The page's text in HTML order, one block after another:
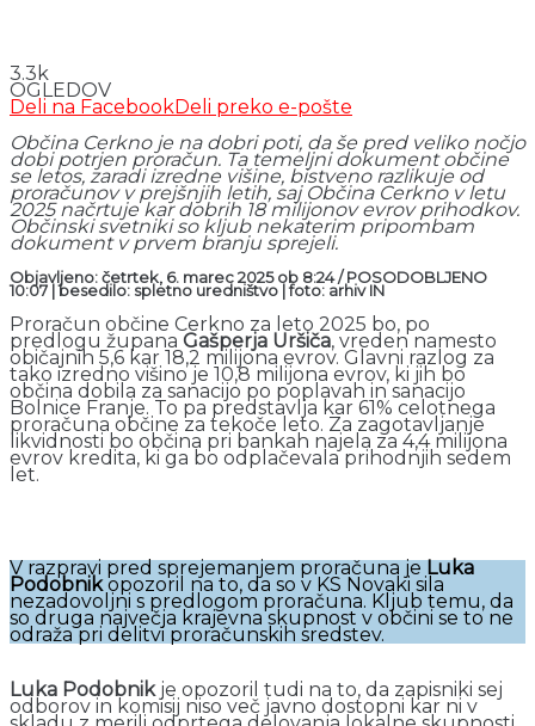
3.3k
OGLEDOV
Deli na FacebookDeli preko e-pošte
Občina Cerkno je na dobri poti, da še pred veliko nočjo
dobi potrjen proračun. Ta temeljni dokument občine
se letos, zaradi izredne višine, bistveno razlikuje od
proračunov v prejšnjih letih, saj Občina Cerkno v letu
2025 načrtuje kar dobrih 18 milijonov evrov prihodkov.
Občinski svetniki so kljub nekaterim pripombam
dokument v prvem branju sprejeli.
Objavljeno: četrtek, 6. marec 2025 ob 8:24 / POSODOBLJENO
10:07 | besedilo: spletno uredništvo | foto: arhiv IN
Proračun občine Cerkno za leto 2025 bo, po
predlogu župana Gašperja Uršiča, vreden namesto
običajnih 5,6 kar 18,2 milijona evrov. Glavni razlog za
tako izredno višino je 10,8 milijona evrov, ki jih bo
občina dobila za sanacijo po poplavah in sanacijo
Bolnice Franje. To pa predstavlja kar 61% celotnega
proračuna občine za tekoče leto. Za zagotavljanje
likvidnosti bo občina pri bankah najela za 4,4 milijona
evrov kredita, ki ga bo odplačevala prihodnjih sedem
let.
V razpravi pred sprejemanjem proračuna jeLuka
Podobnikopozoril na to, da so v KS Novaki sila
nezadovoljni s predlogom proračuna. Kljub temu, da
so druga največja krajevna skupnost v občini se to ne
odraža pri delitvi proračunskih sredstev.
Luka Podobnik je opozoril tudi na to, da zapisniki sej
odborov in komisij niso več javno dostopni kar ni v